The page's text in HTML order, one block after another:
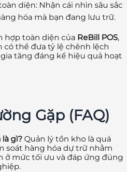
diện: Nhận cái nhìn sâu sắc
hóa mà bạn đang lưu trữ.
hợp toàn diện của ReBill POS,
có thể đưa tỷ lệ chênh lệch
tăng đáng kể hiệu quả hoạt
Gặp (FAQ)
gì? Quản lý tồn kho là quá
soát hàng hóa dự trữ nhằm
ở mức tối ưu và đáp ứng đúng